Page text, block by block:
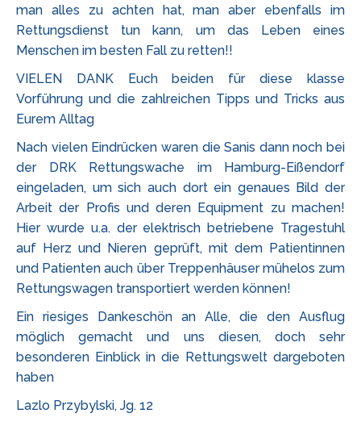
man alles zu achten hat, man aber ebenfalls im
Rettungsdienst tun kann, um das Leben eines
Menschen im besten Fall zu retten!!
VIELEN DANK Euch beiden für diese klasse
Vorführung und die zahlreichen Tipps und Tricks aus
Eurem Alltag
Nach vielen Eindrücken waren die Sanis dann noch bei
der DRK Rettungswache im Hamburg-Eißendorf
eingeladen, um sich auch dort ein genaues Bild der
Arbeit der Profis und deren Equipment zu machen!
Hier wurde u.a. der elektrisch betriebene Tragestuhl
auf Herz und Nieren geprüft, mit dem Patientinnen
und Patienten auch über Treppenhäuser mühelos zum
Rettungswagen transportiert werden können!
Ein riesiges Dankeschön an Alle, die den Ausflug
möglich gemacht und uns diesen, doch sehr
besonderen Einblick in die Rettungswelt dargeboten
haben
Lazlo Przybylski, Jg. 12